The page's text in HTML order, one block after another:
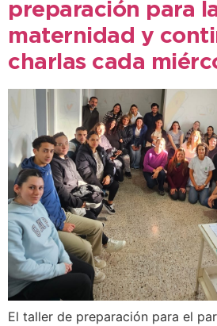
preparación para
maternidad y
charlas cada
El taller de preparación para el